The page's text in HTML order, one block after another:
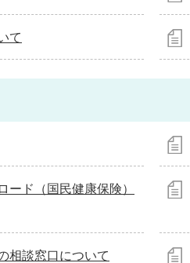
て
ード（国民健康保険）
相談窓口について